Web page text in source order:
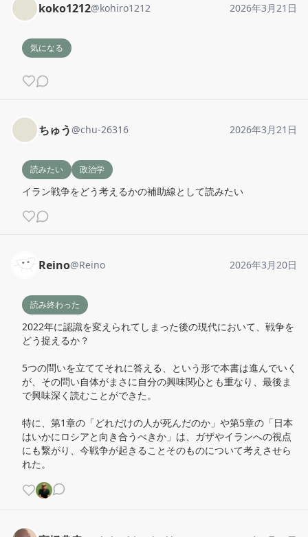
koko1212@kohiro1212 2026年3月21日
気になる
ちゅう @chu-26316 2026年3月21日
読みたい 政治学
イラン戦争をどう考えるかの補助線として読みたい
Reino@Reino 2026年3月20日
読み終わった
2022年に認識を変えられてしまった後の現代において、戦争を
どう捉えるか？
5つの問いを立ててそれに答える、という形で本書は進んでいく
が、その問い自体がまさに自分の興味関心とも重なり、最後ま
で興味深く読むことができた。
特に、第1章の「どれだけの人が死んだのか」や第5章の「日本
はいかにロシアと向き合うべきか」は、ガザやイランへの視点
にも繋がり、今戦争が起きることそのものについて考えさせら
れた。